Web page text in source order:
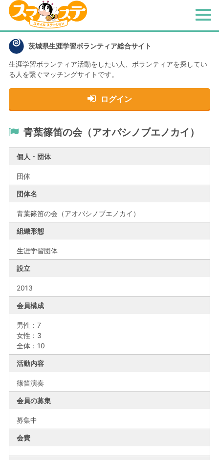
茨城県生涯学習ボランティア総合サイト
生涯学習ボランティア活動をしたい人、 ボランティアを探してい
る人を繋ぐマッチングサイトです。
ログイン
メ
青葉篠笛の会（アオバシノブエノカイ）
個人・団体
団体
団体名
青葉篠笛の会（アオバシノブエノカイ）
組織形態
生涯学習団体
設立
2013
会員構成
男性：7
女性：3
全体：10
活動内容
篠笛演奏
会員の募集
募集中
会費